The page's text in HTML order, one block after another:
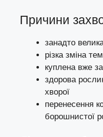
Причини
занадто
різка зміна
куплена вже
здорова
хворої
перенесення
борошнистої